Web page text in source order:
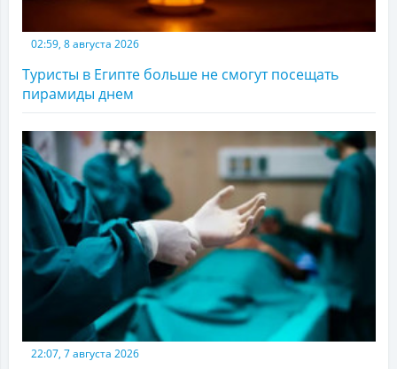
02:59, 8 августа 2026
Туристы в Египте больше не смогут посещать
пирамиды днем
22:07, 7 августа 2026